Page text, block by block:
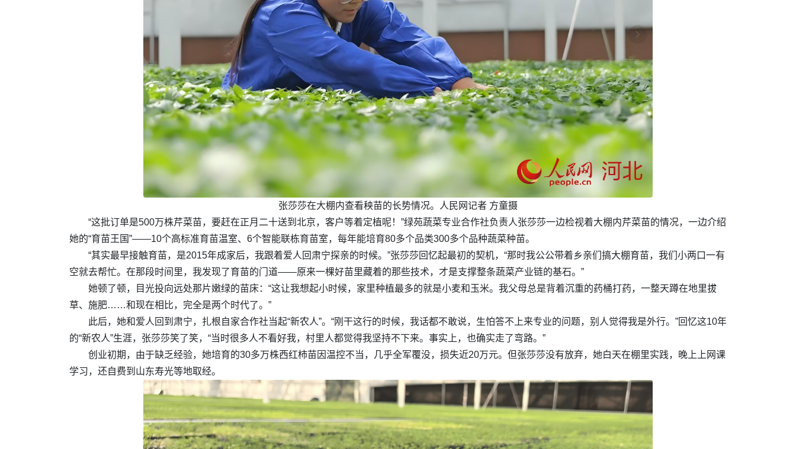
张莎莎在大棚内查看秧苗的长势情况。人民网记者 方童摄
“这批订单是500万株芹菜苗，要赶在正月二十送到北京，客户等着定植呢！”绿苑蔬菜专业合作社负责人张莎莎一边检视着大棚内芹菜苗的情况，一边介绍
她的“育苗王国”——10个高标准育苗温室、6个智能联栋育苗室，每年能培育80多个品类300多个品种蔬菜种苗。
“其实最早接触育苗，是2015年成家后，我跟着爱人回肃宁探亲的时候。”张莎莎回忆起最初的契机，“那时我公公带着乡亲们搞大棚育苗，我们小两口一有
空就去帮忙。在那段时间里，我发现了育苗的门道——原来一棵好苗里藏着的那些技术，才是支撑整条蔬菜产业链的基石。”
她顿了顿，目光投向远处那片嫩绿的苗床：“这让我想起小时候，家里种植最多的就是小麦和玉米。我父母总是背着沉重的药桶打药，一整天蹲在地里拔
草、施肥……和现在相比，完全是两个时代了。”
此后，她和爱人回到肃宁，扎根自家合作社当起“新农人”。“刚干这行的时候，我话都不敢说，生怕答不上来专业的问题，别人觉得我是外行。”回忆这10年
的“新农人”生涯，张莎莎笑了笑，“当时很多人不看好我，村里人都觉得我坚持不下来。事实上，也确实走了弯路。”
创业初期，由于缺乏经验，她培育的30多万株西红柿苗因温控不当，几乎全军覆没，损失近20万元。但张莎莎没有放弃，她白天在棚里实践，晚上上网课
学习，还自费到山东寿光等地取经。